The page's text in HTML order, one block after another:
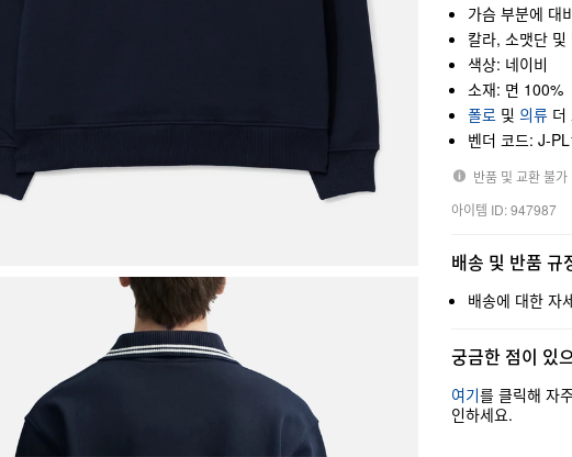
가슴 부분에 대
칼라, 소맷단
색상: 네이비
소재: 면 100%
폴로 및 의류 더
벤더 코드: J-
반품 및 교환 불가
아이템 ID: 947987
배송 및 반품 규
배송에 대한 자
궁금한 점이 있
여기를 클릭해 자
인하세요.